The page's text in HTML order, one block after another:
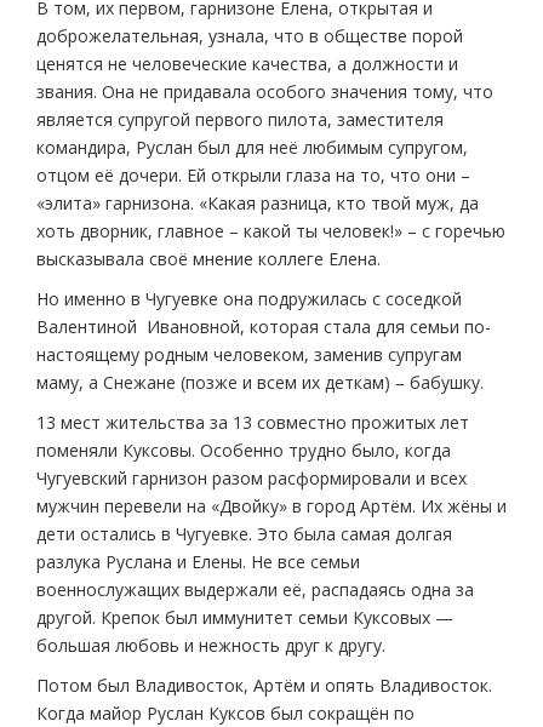
В том, их первом, гарнизоне Елена, открытая и
доброжелательная, узнала, что в обществе порой
ценятся не человеческие качества, а должности и
звания. Она не придавала особого значения тому, что
является супругой первого пилота, заместителя
командира, Руслан был для неё любимым супругом,
отцом её дочери. Ей открыли глаза на то, что они –
«элита» гарнизона. «Какая разница, кто твой муж, да
хоть дворник, главное – какой ты человек!» – с горечью
высказывала своё мнение коллеге Елена.
Но именно в Чугуевке она подружилась с соседкой
Валентиной Ивановной, которая стала для семьи по-
настоящему родным человеком, заменив супругам
маму, а Снежане (позже и всем их деткам) – бабушку.
13 мест жительства за 13 совместно прожитых лет
поменяли Куксовы. Особенно трудно было, когда
Чугуевский гарнизон разом расформировали и всех
мужчин перевели на «Двойку» в город Артём. Их жёны и
дети остались в Чугуевке. Это была самая долгая
разлука Руслана и Елены. Не все семьи
военнослужащих выдержали её, распадаясь одна за
другой. Крепок был иммунитет семьи Куксовых —
большая любовь и нежность друг к другу.
Потом был Владивосток, Артём и опять Владивосток.
Когда майор Руслан Куксов был сокращён по